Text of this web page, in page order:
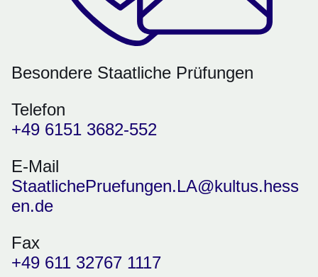
Besondere Staatliche Prüfungen
Telefon
+49 6151 3682-552
E-Mail
StaatlichePruefungen.LA@kultus.hess
en.de
Fax
+49 611 32767 1117